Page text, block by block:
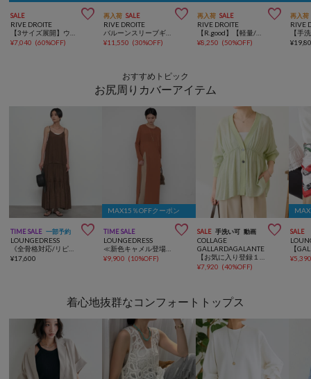
SALE 
RIVE DROITE
¥7,040 (60%OFF)
再入荷 SALE 
RIVE DROITE
¥11,550 (30%OFF)
再入荷 SALE 
RIVE DROITE
【R.good】【軽量/クッション性/3サイズ展開】トングサンダル
¥8,250 (50%OFF)
再入荷
RIVE
¥
おすすめトピック
お尻周りカバーアイテム
TIME SALE 一部予約 
LOUNGEDRESS
¥17,600
MAX15％OFFクーポン
TIME SALE 
LOUNGEDRESS
¥9,900 (10%OFF)
SALE 手洗い可 動画 
COLLAGE
GALLARDAGALANTE
¥7,920 (40%OFF)
SALE
¥
着心地抜群なコンフォートトップス